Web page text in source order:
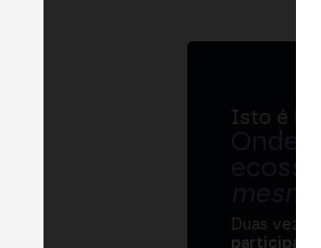
Isto é
Onde
Duas vezes